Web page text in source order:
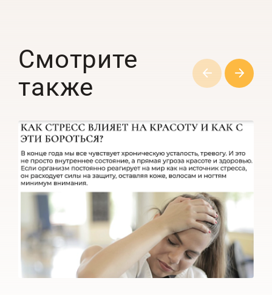
Смотрите
также